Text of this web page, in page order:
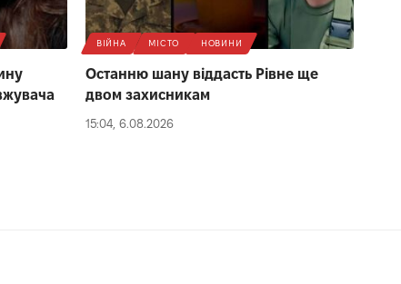
ВІЙНА МІСТО НОВИНИ
Останню шану віддасть Рівне ще
двом захисникам
15:04, 6.08.2026